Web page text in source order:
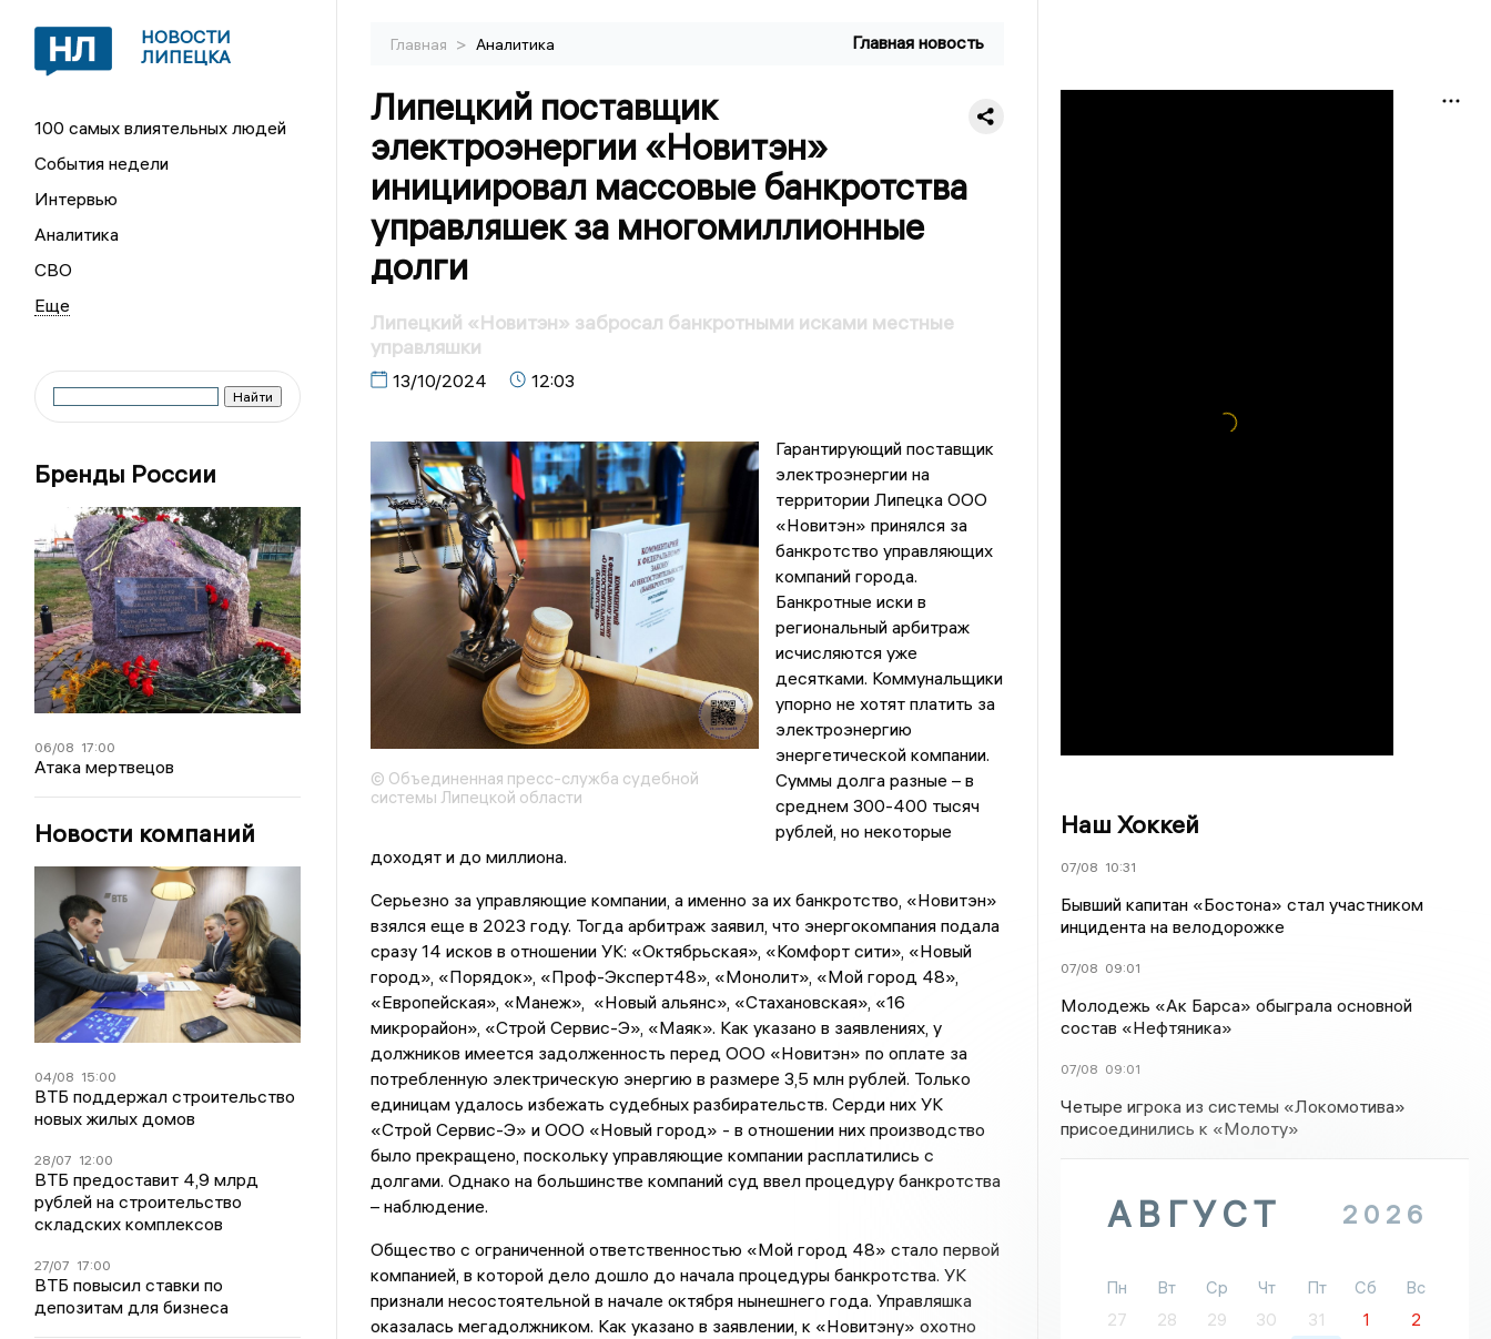
НОВОСТИ
ЛИПЕЦКА
100 самых влиятельных людей
События недели
Интервью
Аналитика
СВО
Бренды России
06/08 17:00
Атака мертвецов
Новости компаний
04/08 15:00
ВТБ поддержал строительство
новых жилых домов
28/07 12:00
ВТБ предоставит 4,9 млрд
рублей на строительство
складских комплексов
27/07 17:00
ВТБ повысил ставки по
депозитам для бизнеса
Главная > Аналитика Главная новость
Липецкий поставщик
электроэнергии «Новитэн»
инициировал массовые банкротства
управляшек за многомиллионные
долги
Липецкий «Новитэн» забросал банкротными исками местные
управляшки
13/10/2024 12:03
© Объединенная пресс-служба судебной
системы Липецкой области
Гарантирующий поставщик
электроэнергии на
территории Липецка ООО
«Новитэн» принялся за
банкротство управляющих
компаний города.
Банкротные иски в
региональный арбитраж
исчисляются уже
десятками. Коммунальщики
упорно не хотят платить за
электроэнергию
энергетической компании.
Суммы долга разные – в
среднем 300-400 тысяч
рублей, но некоторые
доходят и до миллиона.
Серьезно за управляющие компании, а именно за их банкротство, «Новитэн»
взялся еще в 2023 году. Тогда арбитраж заявил, что энергокомпания подала
сразу 14 исков в отношении УК: «Октябрьская», «Комфорт сити», «Новый
город», «Порядок», «Проф-Эксперт48», «Монолит», «Мой город 48»,
«Европейская», «Манеж», «Новый альянс», «Стахановская», «16
микрорайон», «Строй Сервис-Э», «Маяк». Как указано в заявлениях, у
должников имеется задолженность перед ООО «Новитэн» по оплате за
потребленную электрическую энергию в размере 3,5 млн рублей. Только
единицам удалось избежать судебных разбирательств. Серди них УК
«Строй Сервис-Э» и ООО «Новый город» - в отношении них производство
было прекращено, поскольку управляющие компании расплатились с
долгами. Однако на большинстве компаний суд ввел процедуру банкротства
– наблюдение.
Общество с ограниченной ответственностью «Мой город 48» стало первой
компанией, в которой дело дошло до начала процедуры банкротства. УК
признали несостоятельной в начале октября нынешнего года. Управляшка
оказалась мегадолжником. Как указано в заявлении, к «Новитэну» охотно
Наш Хоккей
07/08 10:31
Бывший капитан «Бостона» стал участником
инцидента на велодорожке
07/08 09:01
Молодежь «Ак Барса» обыграла основной
состав «Нефтяника»
07/08 09:01
Четыре игрока из системы «Локомотива»
присоединились к «Молоту»
АВГУСТ 2026
Пн Вт Ср Чт Пт Сб
Вс
27
28 29 30 31 1
2